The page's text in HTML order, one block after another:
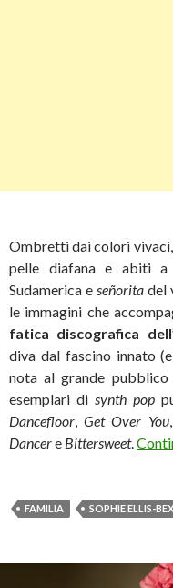
Ombretti dai colori
pelle diafana e abiti a
Sudamerica e señorita del
le immagini che
fatica discografica
diva dal fascino innato
nota al grande
esemplari di synth pop
Dancefloor ,Get Over You,
Dancere Bittersweet.
FAMILIA SOPHIE ELLIS-